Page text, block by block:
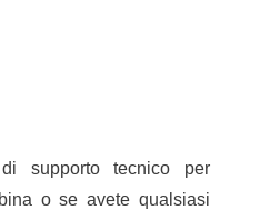
supporto tecnico per
o se avete qualsiasi